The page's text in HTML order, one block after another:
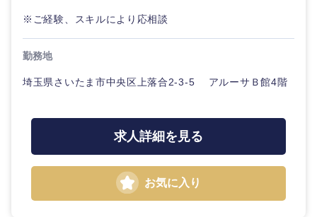
中国・四国地方
鳥取県 島根県
※ご経験、スキルにより応相談
勤務地
埼玉県さいたま市中央区上落合2-3-5 アルーサＢ館4階
求人詳細を見る
お気に入り